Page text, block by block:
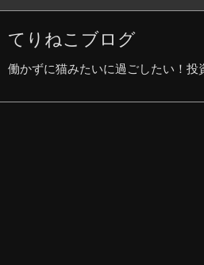
てりねこブログ
働かずに猫みたいに過ごしたい！投